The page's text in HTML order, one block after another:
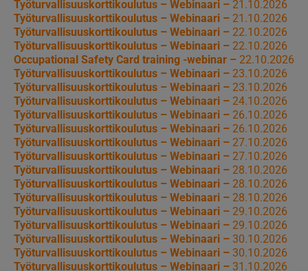
Työturvallisuuskorttikoulutus – Webinaari – 21.10.2026
Työturvallisuuskorttikoulutus – Webinaari – 21.10.2026
Työturvallisuuskorttikoulutus – Webinaari – 22.10.2026
Työturvallisuuskorttikoulutus – Webinaari – 22.10.2026
Occupational Safety Card training -webinar – 22.10.2026
Työturvallisuuskorttikoulutus – Webinaari – 23.10.2026
Työturvallisuuskorttikoulutus – Webinaari – 23.10.2026
Työturvallisuuskorttikoulutus – Webinaari – 24.10.2026
Työturvallisuuskorttikoulutus – Webinaari – 26.10.2026
Työturvallisuuskorttikoulutus – Webinaari – 26.10.2026
Työturvallisuuskorttikoulutus – Webinaari – 27.10.2026
Työturvallisuuskorttikoulutus – Webinaari – 27.10.2026
Työturvallisuuskorttikoulutus – Webinaari – 28.10.2026
Työturvallisuuskorttikoulutus – Webinaari – 28.10.2026
Työturvallisuuskorttikoulutus – Webinaari – 28.10.2026
Työturvallisuuskorttikoulutus – Webinaari – 29.10.2026
Työturvallisuuskorttikoulutus – Webinaari – 29.10.2026
Työturvallisuuskorttikoulutus – Webinaari – 30.10.2026
Työturvallisuuskorttikoulutus – Webinaari – 30.10.2026
Työturvallisuuskorttikoulutus – Webinaari – 31.10.2026